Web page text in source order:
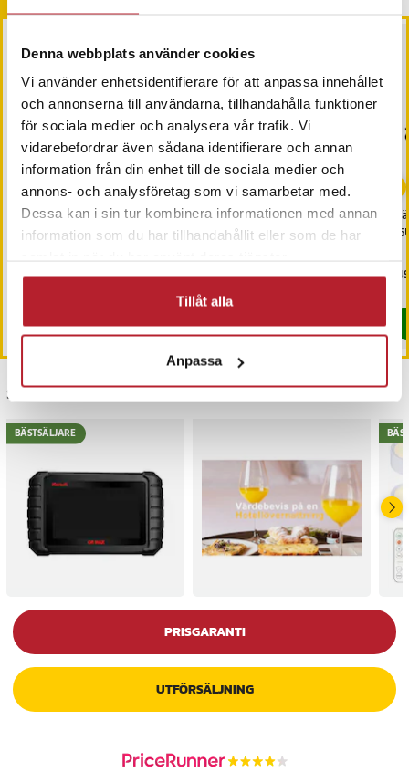
Denna webbplats använder cookies
Vi använder enhetsidentifierare för att anpassa innehållet
och annonserna till användarna, tillhandahålla funktioner
för sociala medier och analysera vår trafik. Vi
vidarebefordrar även sådana identifierare och annan
information från din enhet till de sociala medier och
annons- och analysföretag som vi samarbetar med.
Dessa kan i sin tur kombinera informationen med annan
information som du har tillhandahållit eller som de har
Tillåt alla
Anpassa
-35%
Blyertspennor 12-Pack -
Perfekt för Ritning /
Nuvarande pris:
49 kr 75 kr
I lager, levereras inom 1-2 vardagar
Köp
Bläckpatron HP 301 XL
CH564EE - Färg
Pris:149 kr
149 kr
I lager, levereras inom 1-2 vardagar
Köp
Senast besökta
BÄSTSÄLJARE
PRISGARANTI
UTFÖRSÄLJNING